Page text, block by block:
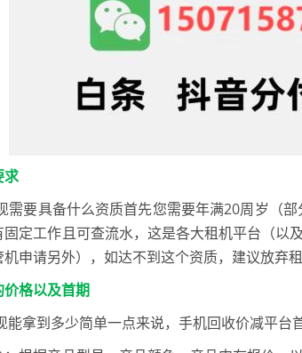
求
要具备什么资质首先您需要年满20周岁（
定工作且可查流水，这是各大租机平台（以
申请另外），如达不到这个资质，建议放弃租
价格以及首期
拿到多少简单一点来说，手机回收价减平台